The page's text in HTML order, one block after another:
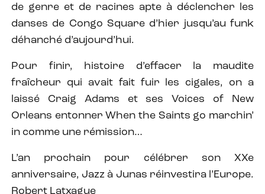
de genre et de racines apte à déclencher les
danses de Congo Square d’hier jusqu’au funk
déhanché d’aujourd’hui.
Pour finir, histoire d’effacer la maudite
fraîcheur qui avait fait fuir les cigales, on a
laissé Craig Adams et ses Voices of New
Orleans entonner When the Saints go marchin’
in comme une rémission…
L’an prochain pour célébrer son XXe
anniversaire, Jazz à Junas réinvestira l’Europe.
Robert Latxague